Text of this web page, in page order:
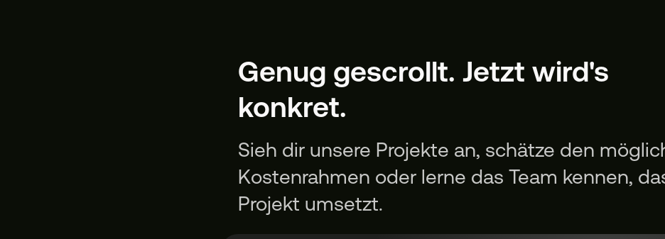
Genug gescrollt. Jetzt wird's
konkret.
Sieh dir unsere Projekte an, schätze den
Kostenrahmen oder lerne das Team kennen,
Projekt umsetzt.